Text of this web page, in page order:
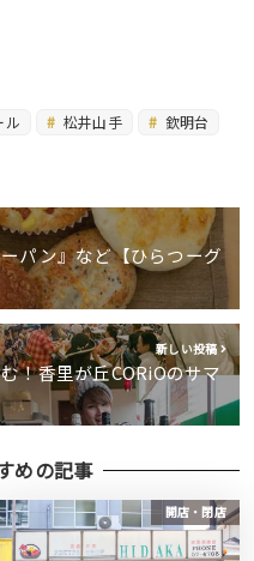
ル 松井山手
欽明台
パン』など【ひらつーグ
新しい投稿
！香里が丘CORiOのサマ
めの記事
開店・閉店